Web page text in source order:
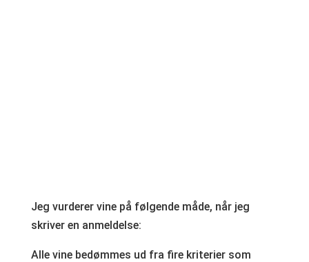
Jeg vurderer vine på følgende måde, når jeg
skriver en anmeldelse:
Alle vine bedømmes ud fra fire kriterier som